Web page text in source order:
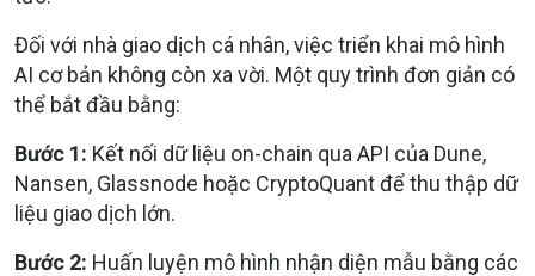
Đối với nhà giao dịch cá nhân, việc triển khai mô hình
AI cơ bản không còn xa vời. Một quy trình đơn giản có
thể bắt đầu bằng:
Bước 1: Kết nối dữ liệu on-chain qua API của Dune,
Nansen, Glassnode hoặc CryptoQuant để thu thập dữ
liệu giao dịch lớn.
Bước 2: Huấn luyện mô hình nhận diện mẫu bằng các